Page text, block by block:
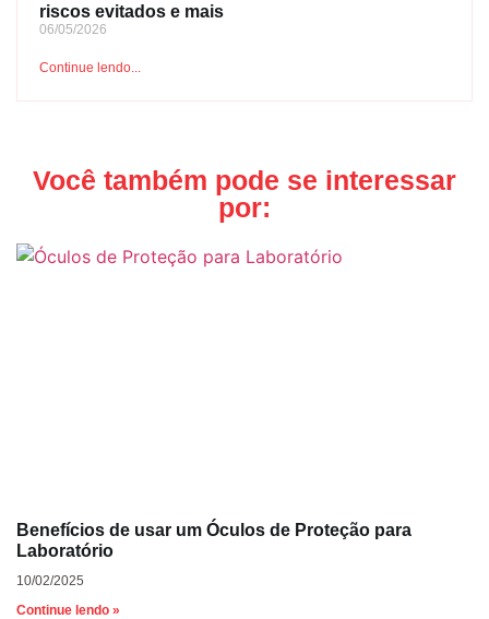
riscos evitados e mais
06/05/2026
Continue lendo...
Você também pode se interessar
por:
Benefícios de usar um Óculos de Proteção para
Laboratório
10/02/2025
Continue lendo »